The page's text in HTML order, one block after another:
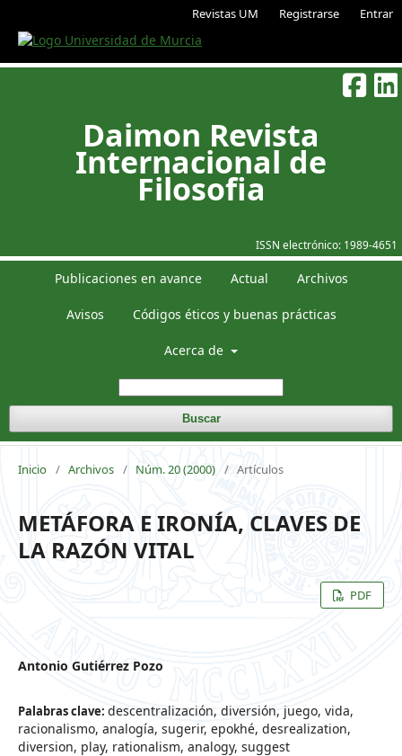
Revistas UM Registrarse Entrar
ISSN electrónico: 1989-4651
Daimon Revista
Internacional de
Filosofia
Publicaciones en avance Actual Archivos
Avisos Códigos éticos y buenas prácticas
Acerca de
Buscar
Inicio / Archivos / Núm. 20 (2000) / Artículos
METÁFORA E IRONÍA, CLAVES DE
LA RAZÓN VITAL
PDF
Antonio Gutiérrez Pozo
Palabras clave: descentralización, diversión, juego, vida,
racionalismo, analogía, sugerir, epokhé, desrealization,
diversion, play, rationalism, analogy, suggest